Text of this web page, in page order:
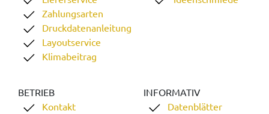
Zahlungsarten
Druckdatenanleitung
Layoutservice
Klimabeitrag
BETRIEB
Kontakt
INFORMATIV
Datenblätter